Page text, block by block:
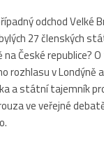
odchod Velké
27 členských
České republice?
rozhlasu v Londýně
a státní tajemník
ve veřejné